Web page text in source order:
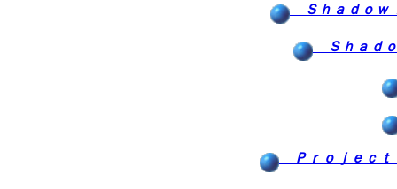
Ｓｈａｄｏｗ
Ｓｈａｄ
Ｐｒｏｊｅｃ